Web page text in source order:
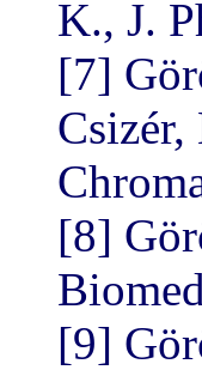
K., J.
[7]
[8]
[9]